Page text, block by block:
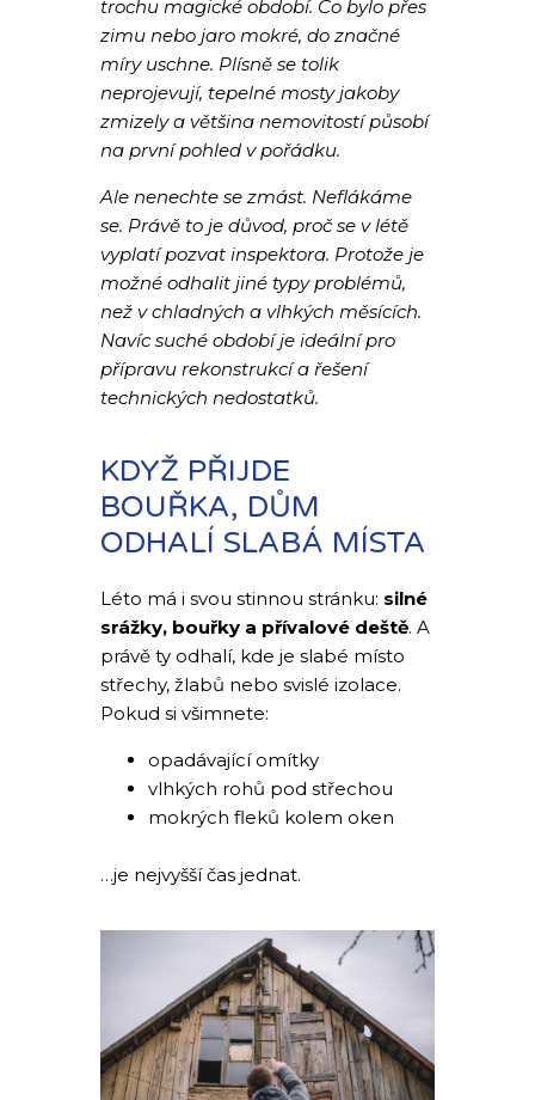
trochu magické období. Co bylo přes
zimu nebo jaro mokré, do značné
míry uschne. Plísně se tolik
neprojevují, tepelné mosty jakoby
zmizely a většina nemovitostí působí
na první pohled v pořádku.
Ale nenechte se zmást. Neflákáme
se. Právě to je důvod, proč se v létě
vyplatí pozvat inspektora. Protože je
možné odhalit jiné typy problémů,
než v chladných a vlhkých měsících.
Navíc suché období je ideální pro
přípravu rekonstrukcí a řešení
technických nedostatků.
KDYŽ PŘIJDE
BOUŘKA, DŮM
ODHALÍ SLABÁ MÍSTA
Léto má i svou stinnou stránku: silné
srážky, bouřky a přívalové deště. A
právě ty odhalí, kde je slabé místo
střechy, žlabů nebo svislé izolace.
Pokud si všimnete:
opadávající omítky
vlhkých rohů pod střechou
mokrých fleků kolem oken
…je nejvyšší čas jednat.